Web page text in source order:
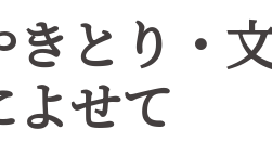
きとり・
せて